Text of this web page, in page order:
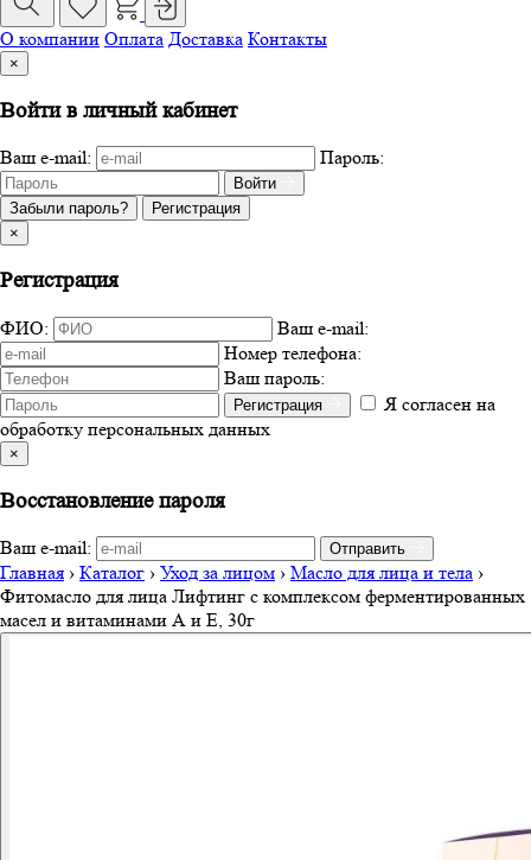
О компании Оплата Доставка Контакты
×
Войти в личный кабинет
Ваш e-mail: Пароль:
Войти
Забыли пароль?
Регистрация
×
Регистрация
ФИО:
Ваш e-mail:
Номер телефона:
Ваш пароль:
Регистрация
Я согласен на
обработку персональных данных
×
Восстановление пароля
Ваш e-mail: Отправить
Главная › Каталог › Уход за лицом › Масло для лица и тела ›
Фитомасло для лица Лифтинг с комплексом ферментированных
масел и витаминами А и Е, 30г